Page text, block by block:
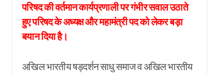
परिषद की वर्तमान कार्यप्रणाली पर गंभीर सवाल उठाते
हुए परिषद के अध्यक्ष और महामंत्री पद को लेकर बड़ा
बयान दिया है।
अखिल भारतीय षड्दर्शन साधु समाज व अखिल भारतीय